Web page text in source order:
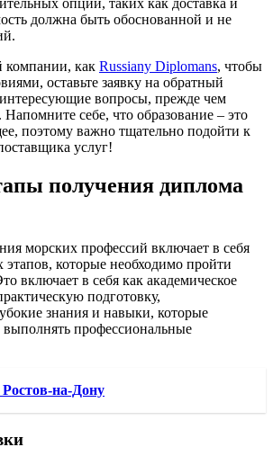
опций, таких как доставка и
должна быть обоснованной и не
компании, как Russiany Diplomans, чтобы
оставьте заявку на обратный
вопросы, прежде чем
Напомните себе, что образование – это
поэтому важно тщательно подойти к
услуг!
получения диплома
морских профессий включает в себя
этапов, которые необходимо пройти
включает в себя как академическое
подготовку,
знания и навыки, которые
профессиональные
на-Дону